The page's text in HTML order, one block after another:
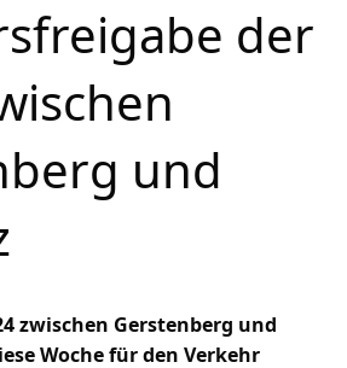
der
und
zwischen Gerstenberg und
Woche für den Verkehr